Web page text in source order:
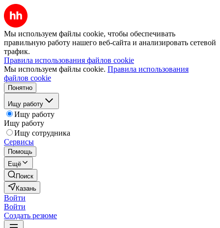
Мы используем файлы cookie, чтобы обеспечивать
правильную работу нашего веб-сайта и анализировать сетевой
трафик.
Правила использования файлов cookie
Мы используем файлы cookie. Правила использования
файлов cookie
Понятно
Ищу работу
Ищу работу
Ищу работу
Ищу сотрудника
Сервисы
Помощь
Ещё
Поиск
Казань
Войти
Войти
Создать резюме